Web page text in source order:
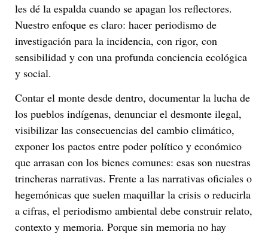
les dé la espalda cuando se apagan los reflectores.
Nuestro enfoque es claro: hacer periodismo de
investigación para la incidencia, con rigor, con
sensibilidad y con una profunda conciencia ecológica
y social.
Contar el monte desde dentro, documentar la lucha de
los pueblos indígenas, denunciar el desmonte ilegal,
visibilizar las consecuencias del cambio climático,
exponer los pactos entre poder político y económico
que arrasan con los bienes comunes: esas son nuestras
trincheras narrativas. Frente a las narrativas oficiales o
hegemónicas que suelen maquillar la crisis o reducirla
a cifras, el periodismo ambiental debe construir relato,
contexto y memoria. Porque sin memoria no hay